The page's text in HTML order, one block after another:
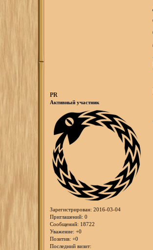
PR
Активный участник
Зарегистрирован: 2016-03-04
Приглашений: 0
Сообщений: 18722
Уважение: +0
Позитив: +0
Последний визит: